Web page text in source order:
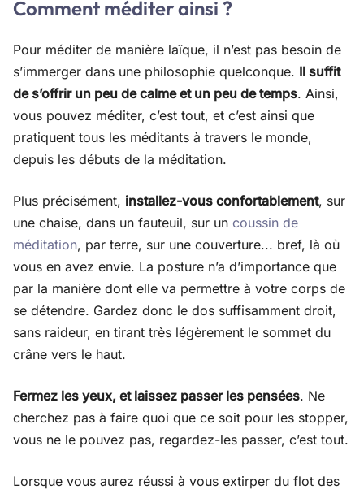
Comment méditer ainsi ?
Pour méditer de manière laïque, il n’est pas besoin de
s’immerger dans une philosophie quelconque. Il suffit
de s’offrir un peu de calme et un peu de temps. Ainsi,
vous pouvez méditer, c’est tout, et c’est ainsi que
pratiquent tous les méditants à travers le monde,
depuis les débuts de la méditation.
Plus précisément, installez-vous confortablement, sur
une chaise, dans un fauteuil, sur un coussin de
méditation, par terre, sur une couverture... bref, là où
vous en avez envie. La posture n’a d’importance que
par la manière dont elle va permettre à votre corps de
se détendre. Gardez donc le dos suffisamment droit,
sans raideur, en tirant très légèrement le sommet du
crâne vers le haut.
Fermez les yeux, et laissez passer les pensées. Ne
cherchez pas à faire quoi que ce soit pour les stopper,
vous ne le pouvez pas, regardez-les passer, c’est tout.
Lorsque vous aurez réussi à vous extirper du flot des